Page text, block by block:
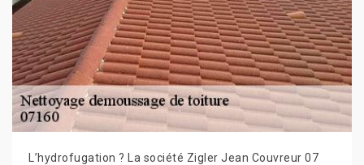
L’hydrofugation ? La société Zigler Jean Couvreur 07